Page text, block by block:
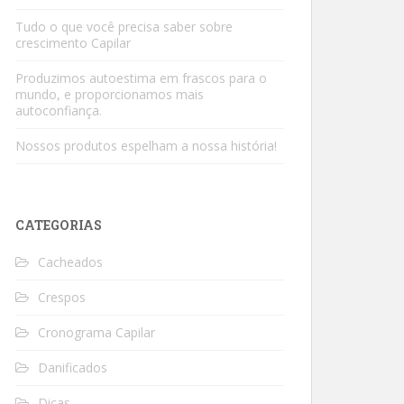
Tudo o que você precisa saber sobre
crescimento Capilar
Produzimos autoestima em frascos para o
mundo, e proporcionamos mais
autoconfiança.
Nossos produtos espelham a nossa história!
CATEGORIAS
Cacheados
Crespos
Cronograma Capilar
Danificados